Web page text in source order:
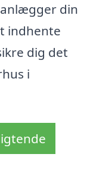
din
indhente
dig det
i